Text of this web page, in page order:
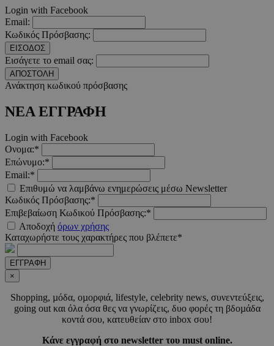
Login with Facebook
Email:
Κωδικός Πρόσβασης:
ΕΙΣΟΔΟΣ
Εισάγετε το email σας:
ΑΠΟΣΤΟΛΗ
Ανάκτηση κωδικού πρόσβασης
ΝΕΑ ΕΓΓΡΑΦΗ
Login with Facebook
Ονομα:*
Επώνυμο:*
Email:*
Επιθυμώ να λαμβάνω ενημερώσεις μέσω Newsletter
Κωδικός Πρόσβασης:*
Επιβεβαίωση Κωδικού Πρόσβασης:*
Αποδοχή όρων χρήσης
Καταχωρήστε τους χαρακτήρες που βλέπετε*
ΕΓΓΡΑΦΗ
×
Shopping, µόδα, οµορφιά, lifestyle, celebrity news, συνεντεύξεις,
going out και όλα όσα θες να γνωρίζεις, δυο φορές τη βδοµάδα
κοντά σου, κατευθείαν στο inbox σου!
Κάνε εγγραφή στο newsletter του must online.
AdSphere-GDPR
delivery.ad-
sphere.eu
Ονοματεπώνυμο
Προμηθευτής/
Πεδίο
περιόδου
_ga_CP837CRZ23
.must.com.cy
1 χρόνος 11
CEDGDPR .ced.cy
ttwid
.tiktok.com
11 μήνες 4
εβδομάδες
Google LLC
συνεδρία
Ονοματεπώνυμο
/Πεδίο
ρομπότ.
είναι
για τον
Ονοματεπώνυμο
Προμηθευτής
Λήξη Περιγραφή
__Secure-
.youtube.com